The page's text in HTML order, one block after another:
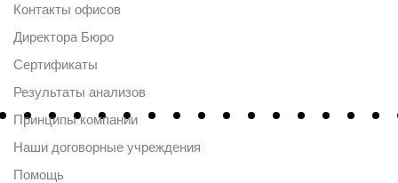
Контакты офисов
Директора Бюро
Сертификаты
Результаты анализов
Принципы компании
Наши договорные учреждения
Помощь